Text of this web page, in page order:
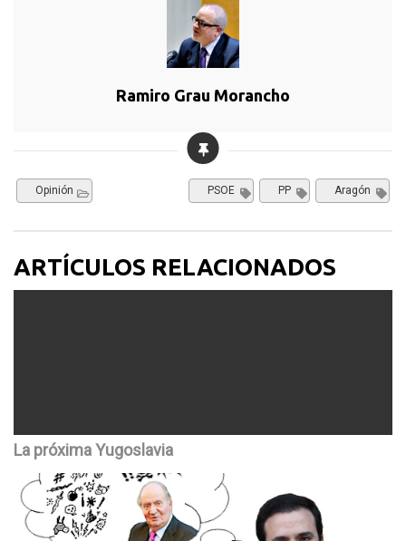
Ramiro Grau Morancho
Opinión Aragón
PP
PSOE
ARTÍCULOS RELACIONADOS
La próxima Yugoslavia